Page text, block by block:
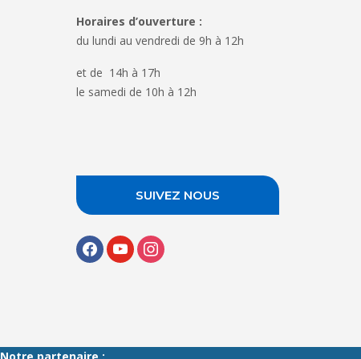
Horaires d’ouverture :
du lundi au vendredi de 9h à 12h
et de 14h à 17h
le samedi de 10h à 12h
SUIVEZ NOUS
facebookyoutubeinstagram
Notre partenaire :